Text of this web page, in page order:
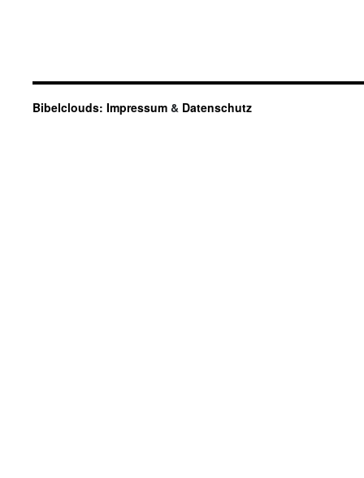
Bibelclouds: Impressum & Datenschutz